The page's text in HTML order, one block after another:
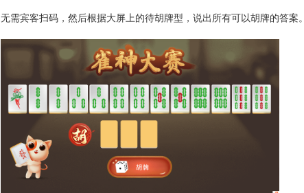
无需宾客扫码，然后根据大屏上的待胡牌型，说出所有可以胡牌的答案。